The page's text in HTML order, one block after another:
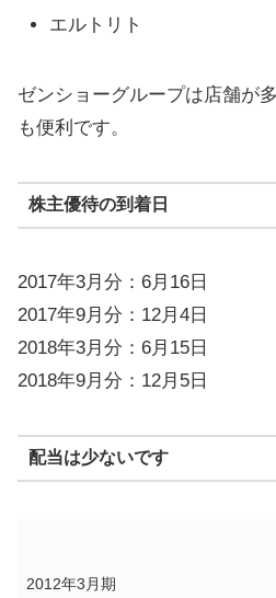
エルトリト
ゼンショーグループは店舗が
も便利です。
株主優待の到着日
2017年3月分：6月16日
2017年9月分：12月4日
2018年3月分：6月15日
2018年9月分：12月5日
配当は少ないです
2012年3月期